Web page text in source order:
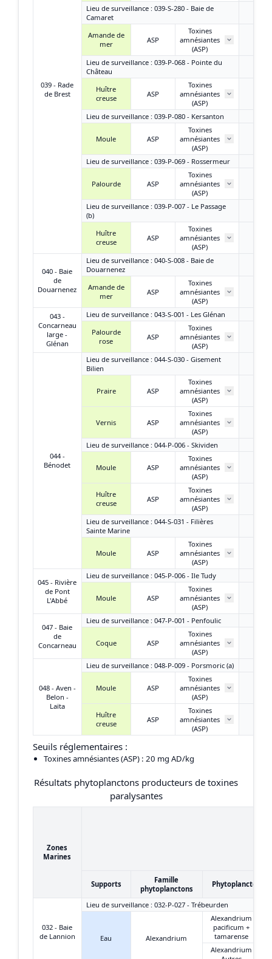
039 - Rade
de Brest
Lieu de surveillance : 039-S-280 - Baie de
Camaret
Amande de
mer
ASP
Toxines
amnésiantes
(ASP)
Lieu de surveillance : 039-P-068 - Pointe du
Château
Huître
creuse
ASP
Toxines
amnésiantes
(ASP)
Lieu de surveillance : 039-P-080 - Kersanton
Moule ASP
Toxines
amnésiantes
(ASP)
Lieu de surveillance : 039-P-069 - Rossermeur
Palourde ASP
Toxines
amnésiantes
(ASP)
Lieu de surveillance : 039-P-007 - Le Passage
(b)
Huître
creuse
ASP
Toxines
amnésiantes
(ASP)
040 - Baie
de
Douarnenez
Lieu de surveillance : 040-S-008 - Baie de
Douarnenez
Amande de
mer
ASP
Toxines
amnésiantes
(ASP)
043 -
Concarneau
large -
Glénan
Lieu de surveillance : 043-S-001 - Les Glénan
Palourde
rose
ASP
Toxines
amnésiantes
(ASP)
044 -
Bénodet
Lieu de surveillance : 044-S-030 - Gisement
Bilien
Praire ASP
Toxines
amnésiantes
(ASP)
Vernis ASP
Toxines
amnésiantes
(ASP)
Lieu de surveillance : 044-P-006 - Skividen
Moule ASP
Toxines
amnésiantes
(ASP)
Huître
creuse
ASP
Toxines
amnésiantes
(ASP)
Lieu de surveillance : 044-S-031 - Filières
Sainte Marine
Moule ASP
Toxines
amnésiantes
(ASP)
045 - Rivière
de Pont
L'Abbé
Lieu de surveillance : 045-P-006 - Ile Tudy
Moule ASP
Toxines
amnésiantes
(ASP)
047 - Baie
de
Concarneau
Lieu de surveillance : 047-P-001 - Penfoulic
Coque ASP
Toxines
amnésiantes
(ASP)
048 - Aven -
Belon -
Laïta
Lieu de surveillance : 048-P-009 - Porsmoric (a)
Moule ASP
Toxines
amnésiantes
(ASP)
Huître
creuse
ASP
Toxines
amnésiantes
(ASP)
Seuils réglementaires :
Toxines amnésiantes (ASP) : 20 mg AD/kg
Résultats phytoplanctons producteurs de toxines
paralysantes
Zones
Marines
Supports
Famille
phytoplanctons
Phytoplanctons
032 - Baie
de Lannion
Lieu de surveillance : 032-P-027 - Trébeurden
Eau Alexandrium
Alexandrium
pacificum +
tamarense
Alexandrium